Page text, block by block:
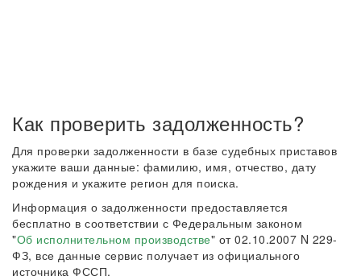
Как проверить задолженность?
Для проверки задолженности в базе судебных приставов
укажите ваши данные: фамилию, имя, отчество, дату
рождения и укажите регион для поиска.
Информация о задолженности предоставляется
бесплатно в соответствии с Федеральным законом
"Об исполнительном производстве" от 02.10.2007 N 229-
ФЗ, все данные сервис получает из официального
источника ФССП.